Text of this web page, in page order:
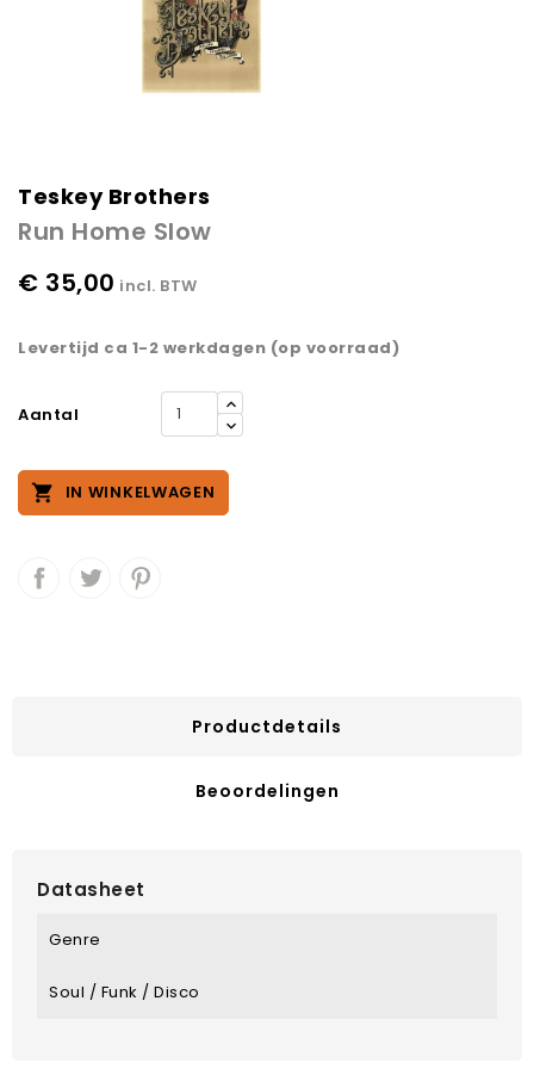
Teskey Brothers
Run Home Slow
€ 35,00 incl. BTW
Levertijd ca 1-2 werkdagen (op voorraad)
Aantal
 IN WINKELWAGEN
Productdetails
Beoordelingen
Datasheet
Genre
Soul / Funk / Disco